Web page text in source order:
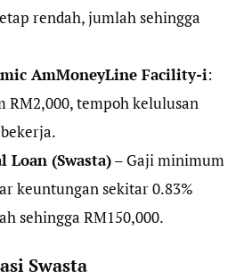
rendah, jumlah sehingga
AmMoneyLine Facility-i:
RM2,000, tempoh kelulusan
Loan (Swasta)– Gaji minimum
keuntungan sekitar 0.83%
sehingga RM150,000.
Swasta